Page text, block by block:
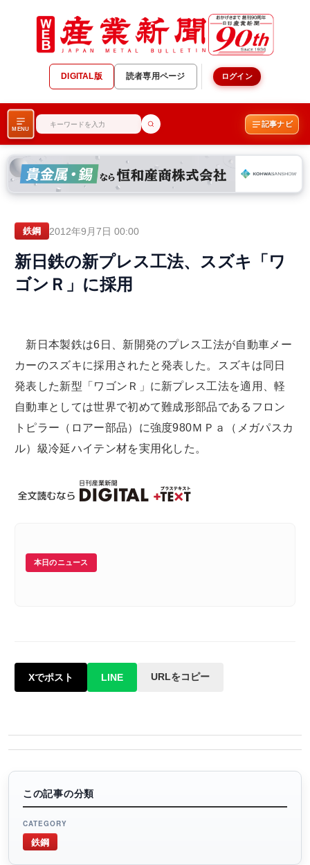
DIGITAL版 読者専用ページ ログイン
MENU
記事ナビ
鉄鋼 2012年9月7日 00:00
新日鉄の新プレス工法、スズキ「ワ
ゴンＲ」に採用
新日本製鉄は6日、新開発のプレス工法が自動車メー
カーのスズキに採用されたと発表した。スズキは同日
発表した新型「ワゴンＲ」に新プレス工法を適用、軽
自動車としては世界で初めて難成形部品であるフロン
トピラー（ロアー部品）に強度980ＭＰａ（メガパスカ
ル）級冷延ハイテン材を実用化した。
本日のニュース
Xでポスト LINE URLをコピー
この記事の分類
CATEGORY
鉄鋼